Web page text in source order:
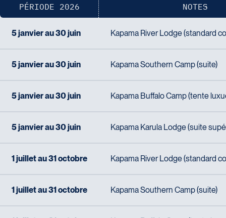
PÉRIODE 2026 NOTES
5 janvier au 30 juin Kapama River Lodge (standard
5 janvier au 30 juin Kapama Southern Camp (suite)
5 janvier au 30 juin Kapama Buffalo Camp (tente
5 janvier au 30 juin Kapama Karula Lodge (suite
1 juillet au 31 octobre Kapama River Lodge (standard
1 juillet au 31 octobre Kapama Southern Camp (suite)
Voyages Action
230 Boulevard Sir-Wilfrid-Laurier
Beloeil
Voyages Boislard Poirier
J2S 4Z1
Voyages CAA Place de la Cité
Cité
Tél :418-653-9200 / 1-844-869-2439
Québec